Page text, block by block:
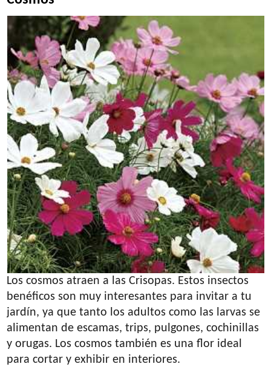
Los cosmos atraen a las Crisopas. Estos insectos
benéficos son muy interesantes para invitar a tu
jardín, ya que tanto los adultos como las larvas se
alimentan de escamas, trips, pulgones, cochinillas
y orugas. Los cosmos también es una flor ideal
para cortar y exhibir en interiores.